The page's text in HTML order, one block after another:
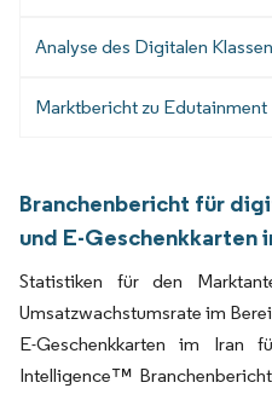
Analyse des Digitalen
Marktbericht zu Edutainment
Branchenbericht für
und E-Geschenkkarten
Statistiken für den
Umsatzwachstumsrate im
E-Geschenkkarten im Iran
Intelligence™